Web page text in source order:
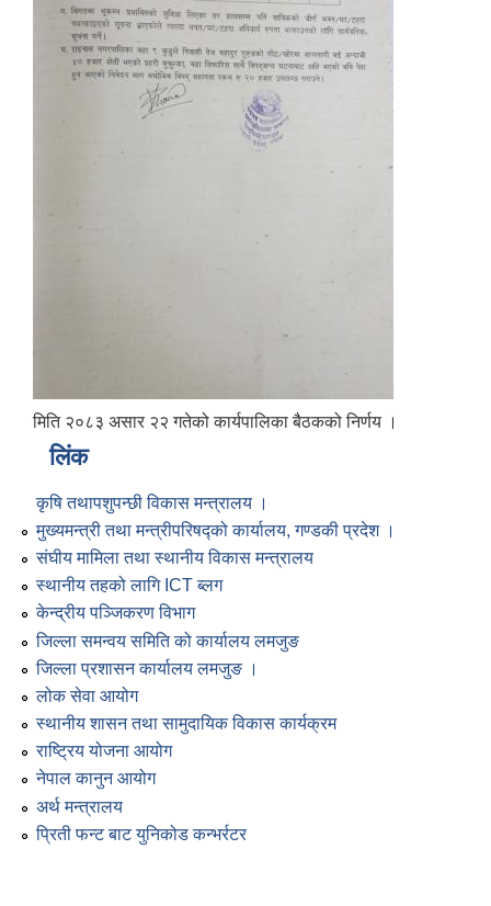
मिति २०८३ असार २२ गतेको कार्यपालिका बैठकको निर्णय ।
लिंक
कृषि तथापशुपन्छी विकास मन्त्रालय ।
मुख्यमन्त्री तथा मन्त्रीपरिषद्को कार्यालय, गण्डकी प्रदेश ।
संघीय मामिला तथा स्थानीय विकास मन्त्रालय
स्थानीय तहको लागि ICT ब्लग
केन्द्रीय पञ्जिकरण विभाग
जिल्ला समन्वय समिति को कार्यालय लमजुङ
जिल्ला प्रशासन कार्यालय लमजुङ ।
लोक सेवा आयोग
स्थानीय शासन तथा सामुदायिक विकास कार्यक्रम
राष्ट्रिय योजना आयोग
नेपाल कानुन आयोग
अर्थ मन्त्रालय
प्रिती फन्ट बाट युनिकोड कन्भर्रटर